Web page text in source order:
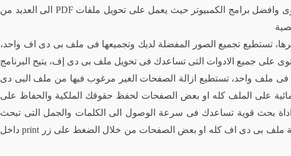
برنامج سوليد كونفرتر واحد من اقوى وافضل برامج الكمبيوتر حيث يعمل على تحويل ملفات PDF الى العديد من
تستطيع تجميع الصور المفضلة لديك وتجميعها فى ملف بى دى اف واحد،
على جميع الادوات التى تساعدك فى تحويل ملف بى دى إف، يتيح البرنامج
ملف واحد، تستطيع ازالة الصفحات الغير مرغوب فيها من ملف البى دى
على الملف كله او بعض الصفحات لحفظ حقوقك الملكية والحفاظ على
بحث قوية تساعدك فى سرعة الوصول الى الكلمات والجمل التى تبحث
عنها داخل ملف PDF، يمكنك طباعة ملف بى دى اف كله او بعض الصفحات من خلال الضغط على زر print داخل